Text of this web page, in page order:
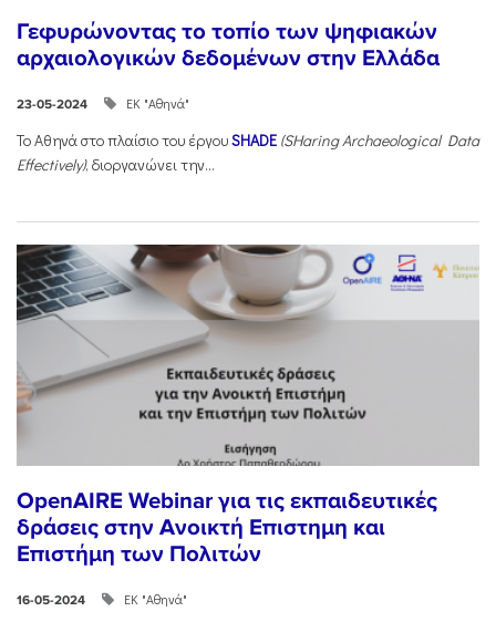
Γεφυρώνοντας το τοπίο των ψηφιακών
αρχαιολογικών δεδομένων στην Ελλάδα
23-05-2024 ΕΚ "Αθηνά"
Το Αθηνά στο πλαίσιο του έργουSHADE (SHaring Archaeological Data
Effectively), διοργανώνει την...
OpenAIRE Webinar για τις εκπαιδευτικές
δράσεις στην Ανοικτή Επιστημη και
Επιστήμη των Πολιτών
16-05-2024 ΕΚ "Αθηνά"